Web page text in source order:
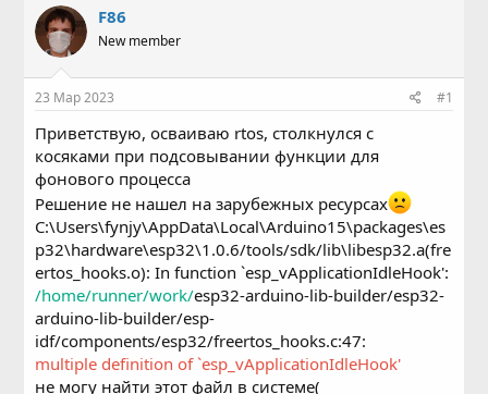
т
о
р
е
м
ы
т
н
ч
а
л
F86
New member
23 Мар 2023 #1
Приветствую, осваиваю rtos, столкнулся с
косяками при подсовывании функции для
фонового процесса
Решение не нашел на зарубежных ресурсах
C:\Users\fynjy\AppData\Local\Arduino15\packages\es
p32\hardware\esp32\1.0.6/tools/sdk/lib\libesp32.a(fre
ertos_hooks.o): In function `esp_vApplicationIdleHook':
/home/runner/work/esp32-arduino-lib-builder/esp32-
arduino-lib-builder/esp-
idf/components/esp32/freertos_hooks.c:47:
multiple definition of `esp_vApplicationIdleHook'
не могу найти этот файл в системе(